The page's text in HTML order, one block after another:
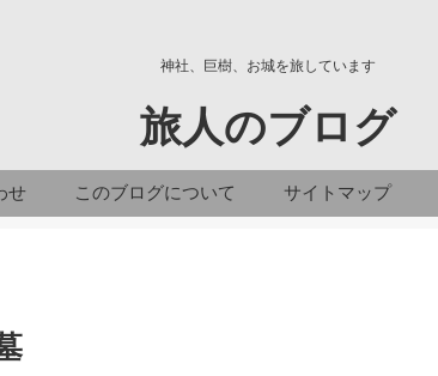
神社、巨樹、お城を旅しています
旅人のブログ
せ このブログについて サイトマップ